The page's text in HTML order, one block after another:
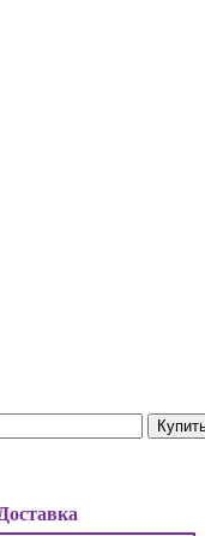
Доставка